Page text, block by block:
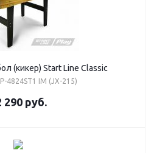
(кикер) Start Line Сlassic
4824ST1 IM (JX-215)
290 руб.